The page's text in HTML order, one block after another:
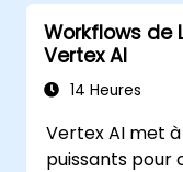
Workflows de
Vertex AI
14 Heures
Vertex AI met
puissants pour